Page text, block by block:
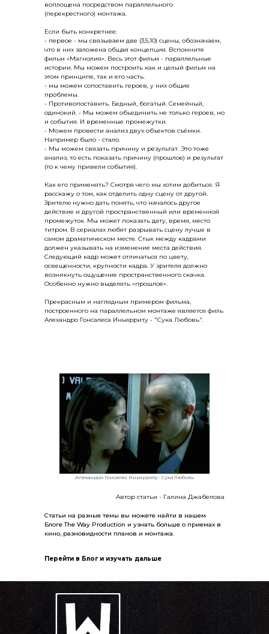
воплощена посредством параллельного
(перекрестного) монтажа.
Если быть конкретнее:
- первое - мы связываем две (3,5,10) сцены, обозначаем,
что в них заложена общая концепция. Вспомните
фильм «Магнолия». Весь этот фильм - параллельные
истории. Мы можем построить как и целый фильм на
этом принципе, так и его часть.
- мы можем сопоставить героев, у них общие
проблемы.
- Противопоставить. Бедный, богатый. Семейный,
одинокий. - Мы можем обьединить не только героев, но
и события. И временные промежутки.
- Можем провести анализ двух объектов съёмки.
Например было - стало.
- Мы можем связать причину и результат. Это тоже
анализ, то есть показать причину (прошлое) и результат
(то к чему привели события).
Как его применять? Смотря чего мы хотим добиться. Я
расскажу о том, как отделить одну сцену от другой.
Зрителю нужно дать понять, что началось другое
действие и другой пространственный или временной
промежуток. Мы может показать дату, время, место
титром. В сериалах любят разрывать сцену лучше в
самом драматическом месте. Стык между кадрами
должен указывать на изменение места действия.
Следующий кадр может отличаться по цвету,
освещенности, крупности кадра. У зрителя должно
возникнуть ощущение пространственного скачка.
Особенно нужно выделять «прошлое».
Прекрасным и наглядным примером фильма,
построенного на параллельном монтаже является филь
Алехандро Гонсалеса Иньярриту - "Сука Любовь".
Автор статьи - Галина Джабелова
Алехандро Гонсалес Иньярриту - Сука Любовь
Статьи на разные темы вы можете найти в нашем
Блоге The Way Production и узнать больше о приемах в
кино, разновидности планов и монтажа.
Перейти в Блог и изучать дальше